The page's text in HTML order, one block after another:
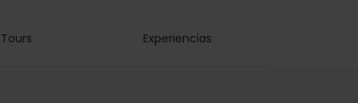
Tours Experiencias